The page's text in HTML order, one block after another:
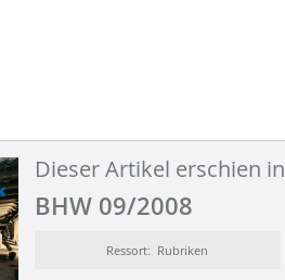
Dieser Artikel erschien in
BHW 09/2008
Ressort: Rubriken